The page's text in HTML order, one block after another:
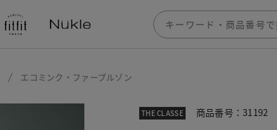
エコミンク・ファーブルゾン
THE CLASSE 商品番号：31192